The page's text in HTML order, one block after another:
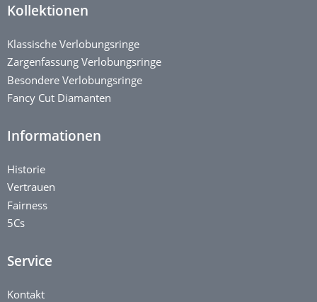
Kollektionen
Klassische Verlobungsringe
Zargenfassung Verlobungsringe
Besondere Verlobungsringe
Fancy Cut Diamanten
Informationen
Historie
Vertrauen
Fairness
5Cs
Service
Kontakt